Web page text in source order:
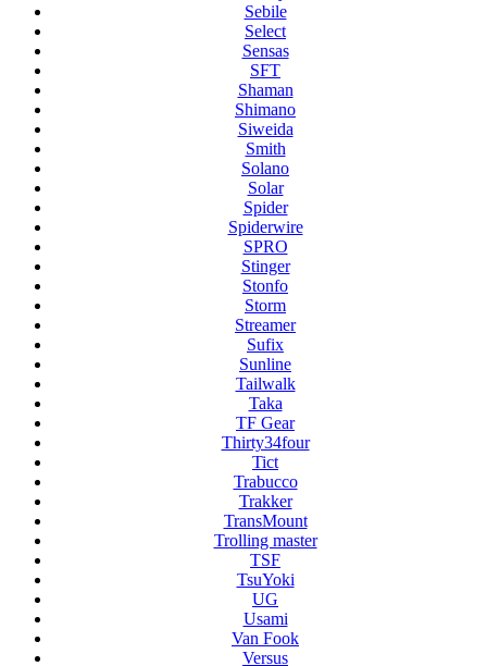
Sebile
Select
Sensas
SFT
Shaman
Shimano
Siweida
Smith
Solano
Solar
Spider
Spiderwire
SPRO
Stinger
Stonfo
Storm
Streamer
Sufix
Sunline
Tailwalk
Taka
TF Gear
Thirty34four
Tict
Trabucco
Trakker
TransMount
Trolling master
TSF
TsuYoki
UG
Usami
Van Fook
Versus